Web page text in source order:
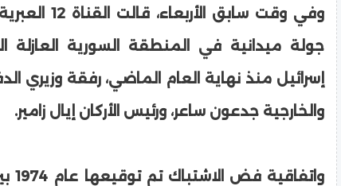
وفي وقت سابق
جولة ميدانية في المنطقة السورية العازلة
إسرائيل منذ نهاية العام الماضي، رفقة وزيري
والخارجية جدعون ساعر، ورئيس الأركان إيال زامير.